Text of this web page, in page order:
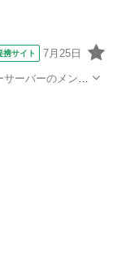
携サイト 7月25日
ーバーのメンテ